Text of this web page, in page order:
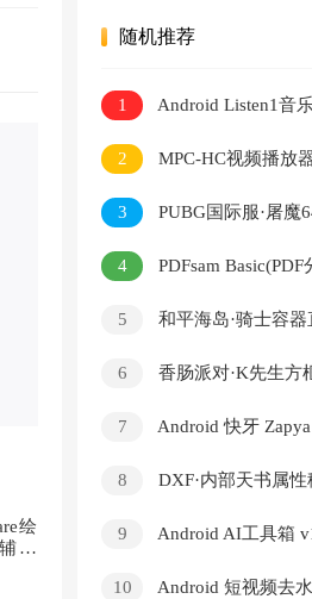
绘
助
随机推荐
1
Android Listen1音
播放器
2
MPC-HC视频播放
v2.7.4 中文绿色版
3
PUBG国际服·屠魔
助 v11.17
4
PDFsam
5
和平海岛·骑士容
6
香肠派对·K先生方
7
Android 快牙
8
DXF·内部天书属
9 Android AI工具箱
10
Android 短视频去